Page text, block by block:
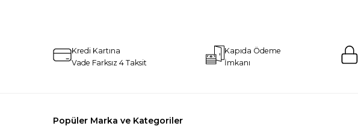
Kredi Kartına
Vade Farksız 4 Taksit
Kapıda Ödeme
İmkanı
Popüler Marka ve Kategoriler